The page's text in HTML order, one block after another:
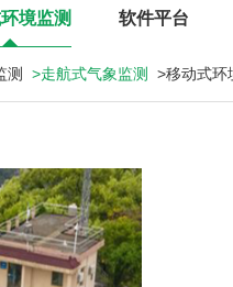
境监测 软件平台
测 >走航式气象监测 >移动式环